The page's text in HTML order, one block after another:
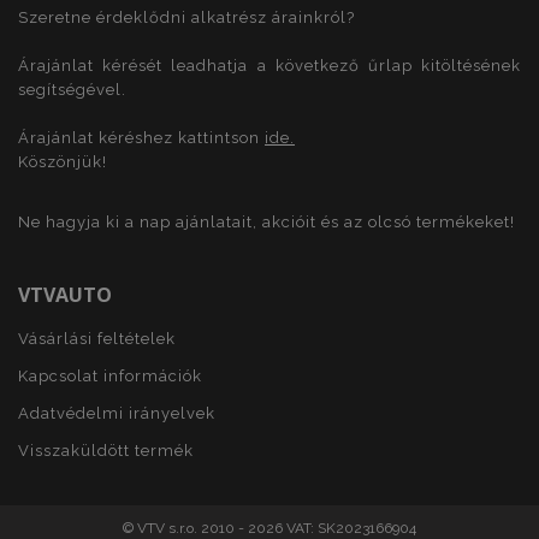
Szeretne érdeklődni alkatrész árainkról?
Árajánlat kérését leadhatja a következő űrlap kitöltésének
segítségével.
Árajánlat kéréshez kattintson ide.
Köszönjük!
Ne hagyja ki a nap ajánlatait, akcióit és az olcsó termékeket!
VTVAUTO
Vásárlási feltételek
Kapcsolat információk
Adatvédelmi irányelvek
Visszaküldött termék
© VTV s.r.o. 2010 - 2026 VAT: SK2023166904
Név
product_data_storage
Adobe Inc.
www.vtvauto.hu
CookieScript
www.vtvauto.hu
PHPSESSID
Google Adatvédelmi irányelvek